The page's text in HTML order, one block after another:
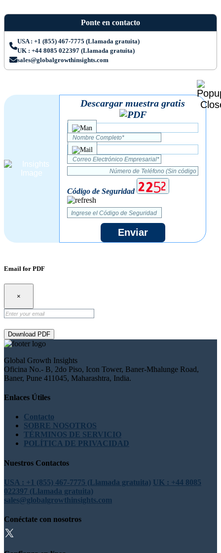
Ponte en contacto
USA : +1 (855) 467-7775 (Llamada gratuita)
UK : +44 8085 022397 (Llamada gratuita)
sales@globalgrowthinsights.com
Descargar muestra gratis
Código de Seguridad
Enviar
Email for PDF
×
Download PDF
Global Growth Insights
Oficina No.- B, 2do Piso, Icon Tower, Baner-Mhalunge Road,
Baner, Pune 411045, Maharashtra, India.
Enlaces Útiles
Contacto
SOBRE NOSOTROS
TÉRMINOS DE SERVICIO
POLÍTICA DE PRIVACIDAD
Nuestros Contactos
USA : +1 (855) 467-7775 (Llamada gratuita) UK : +44 8085
022397 (Llamada gratuita)
sales@globalgrowthinsights.com
Conéctate con nosotros